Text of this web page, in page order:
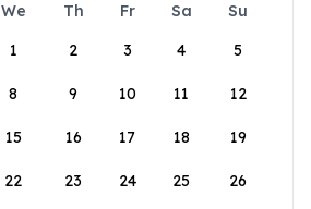
We Th Fr Sa
Su
1
2 3 4 5
8 9 10 11 12
15 16 17 18 19
22 23 24 25 26